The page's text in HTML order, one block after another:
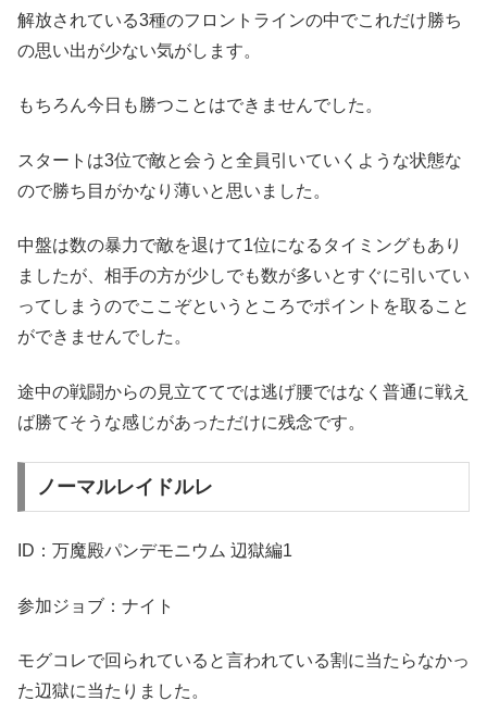
解放されている3種のフロントラインの中でこれだけ勝ち
の思い出が少ない気がします。
もちろん今日も勝つことはできませんでした。
スタートは3位で敵と会うと全員引いていくような状態な
ので勝ち目がかなり薄いと思いました。
中盤は数の暴力で敵を退けて1位になるタイミングもあり
ましたが、相手の方が少しでも数が多いとすぐに引いてい
ってしまうのでここぞというところでポイントを取ること
ができませんでした。
途中の戦闘からの見立ててでは逃げ腰ではなく普通に戦え
ば勝てそうな感じがあっただけに残念です。
ノーマルレイドルレ
ID：万魔殿パンデモニウム 辺獄編1
参加ジョブ：ナイト
モグコレで回られていると言われている割に当たらなかっ
た辺獄に当たりました。